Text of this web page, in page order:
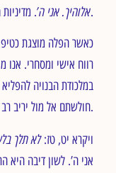
אלוהיך. אני ה’. מדיניות התומכת בהפלות היא מלכודת להורים פגיעים.
כאשר הפלה מוצגת
רווח אישי ומסחרי. אנו
במלכודת הבנויה
חולשתם אל מול יריב רב עוצמה.
ויקרא יט, טז:לא תלך
אני ה’. לשון דיבה היא